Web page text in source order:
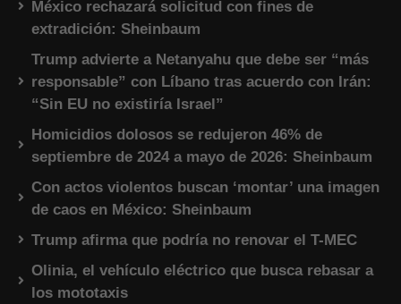
México rechazará solicitud con fines de
extradición: Sheinbaum
Trump advierte a Netanyahu que debe ser “más
responsable” con Líbano tras acuerdo con Irán:
“Sin EU no existiría Israel”
Homicidios dolosos se redujeron 46% de
septiembre de 2024 a mayo de 2026: Sheinbaum
Con actos violentos buscan ‘montar’ una imagen
de caos en México: Sheinbaum
Trump afirma que podría no renovar el T-MEC
Olinia, el vehículo eléctrico que busca rebasar a
los mototaxis